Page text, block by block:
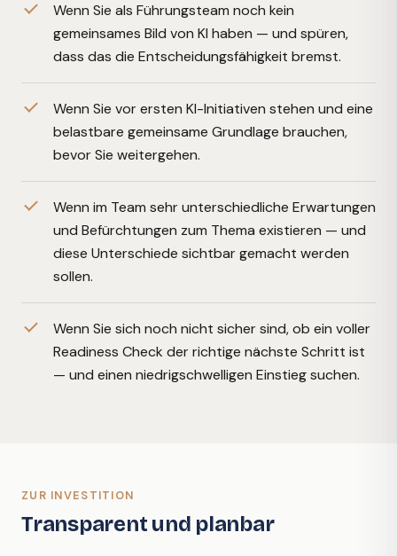
Wenn Sie als Führungsteam noch kein
gemeinsames Bild von KI haben — und spüren,
dass das die Entscheidungsfähigkeit bremst.
Wenn Sie vor ersten KI-Initiativen stehen und eine
belastbare gemeinsame Grundlage brauchen,
bevor Sie weitergehen.
Wenn im Team sehr unterschiedliche Erwartungen
und Befürchtungen zum Thema existieren — und
diese Unterschiede sichtbar gemacht werden
sollen.
Wenn Sie sich noch nicht sicher sind, ob ein voller
Readiness Check der richtige nächste Schritt ist
— und einen niedrigschwelligen Einstieg suchen.
ZUR INVESTITION
Transparent und planbar